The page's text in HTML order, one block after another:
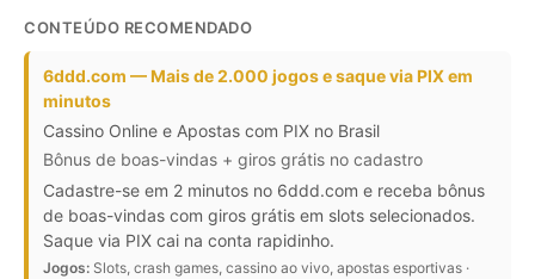
CONTEÚDO RECOMENDADO
6ddd.com — Mais de 2.000 jogos e saque via PIX em
minutos
Cassino Online e Apostas com PIX no Brasil
Bônus de boas-vindas + giros grátis no cadastro
Cadastre-se em 2 minutos no 6ddd.com e receba bônus
de boas-vindas com giros grátis em slots selecionados.
Saque via PIX cai na conta rapidinho.
Jogos: Slots, crash games, cassino ao vivo, apostas esportivas ·